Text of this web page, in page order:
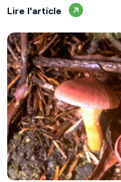
Lire l'article